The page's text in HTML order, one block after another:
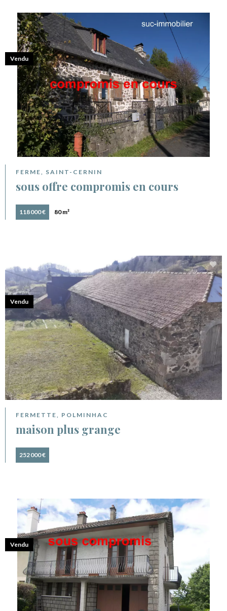
FERME, SAINT-CERNIN
sous offre compromis en cours
118 000 € 80 m²
Vendu
FERMETTE, POLMINHAC
maison plus grange
252 000 €
Vendu
Vendu